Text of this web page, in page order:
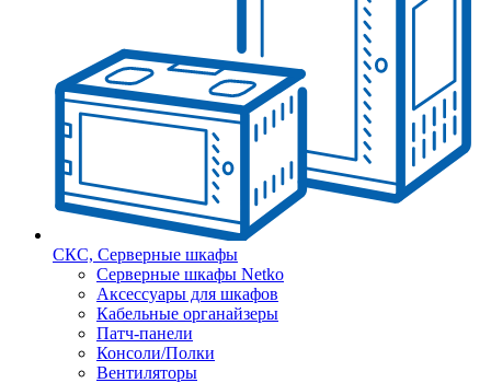
СКС, Серверные шкафы
Серверные шкафы Netko
Аксессуары для шкафов
Кабельные органайзеры
Патч-панели
Консоли/Полки
Вентиляторы